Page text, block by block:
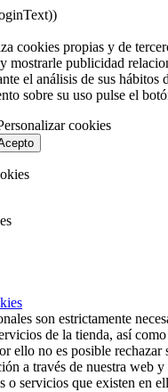
cookies propias y de
mostrarle publicidad
el análisis de sus hábitos
sobre su uso pulse el
cookies
son estrictamente
de la tienda, así
ello no es posible rechazar
a través de nuestra web
o servicios que existen en